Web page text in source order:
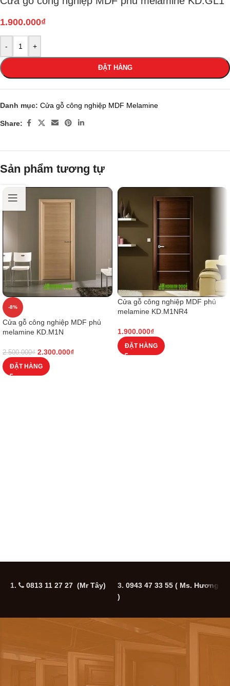
1.900.000₫
- +
ĐẶT HÀNG
Danh mục: Cửa gỗ công nghiệp MDF Melamine
Share:
Sản phẩm tương tự
-8%
Cửa gỗ công nghiệp MDF phủ
melamine KD.M1N
2.500.000₫ 2.300.000₫
ĐẶT HÀNG
Cửa gỗ công nghiệp MDF phủ
melamine KD.M1NR4
1.900.000₫
ĐẶT HÀNG
1. 0813 11 27 27 (Mr Tây) 3. 0943 47 33 55 ( Ms. Hương
)